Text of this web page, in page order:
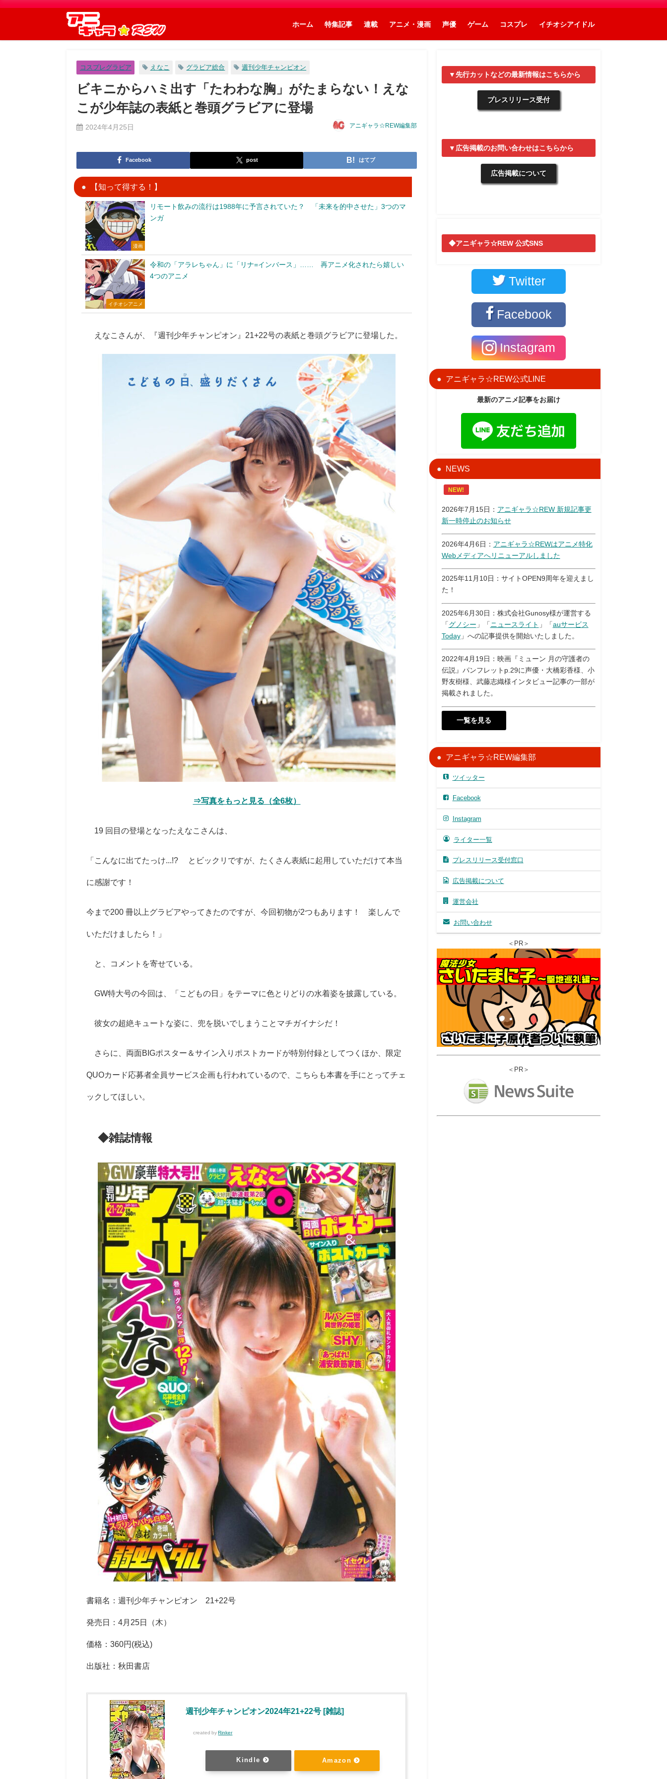
ホーム 特集記事 連載 アニメ・漫画 声優 ゲーム コスプレ イチオシアイドル
コスプレグラビア えなこ グラビア総合 週刊少年チャンピオン
ビキニからハミ出す「たわわな胸」がたまらない！えな
こが少年誌の表紙と巻頭グラビアに登場
2024年4月25日 アニギャラ☆REW編集部
Facebook post はてブ
【知って得する！】
漫画
リモート飲みの流行は1988年に予言されていた？ 「未来を的中させた」3つのマ
ンガ
イチオシアニメ
令和の「アラレちゃん」に「リナ=インバース」…… 再アニメ化されたら嬉しい
4つのアニメ
えなこさんが、『週刊少年チャンピオン』21+22号の表紙と巻頭グラビアに登場した。
⇒写真をもっと見る（全6枚）
19 回目の登場となったえなこさんは、
「こんなに出てたっけ...!? とビックリですが、たくさん表紙に起用していただけて本当
に感謝です！
今まで200 冊以上グラビアやってきたのですが、今回初物が2つもあります！ 楽しんで
いただけましたら！」
と、コメントを寄せている。
GW特大号の今回は、「こどもの日」をテーマに色とりどりの水着姿を披露している。
彼女の超絶キュートな姿に、兜を脱いでしまうことマチガイナシだ！
さらに、両面BIGポスター＆サイン入りポストカードが特別付録としてつくほか、限定
QUOカード応募者全員サービス企画も行われているので、こちらも本書を手にとってチェ
ックしてほしい。
◆雑誌情報
書籍名：週刊少年チャンピオン 21+22号
発売日：4月25日（木）
価格：360円(税込)
出版社：秋田書店
週刊少年チャンピオン2024年21+22号 [雑誌]
created by Rinker
Kindle Amazon
▼先行カットなどの最新情報はこちらから
プレスリリース受付
▼広告掲載のお問い合わせはこちらから
広告掲載について
◆アニギャラ☆REW 公式SNS
Twitter
Facebook
Instagram
アニギャラ☆REW公式LINE
最新のアニメ記事をお届け
NEWS
NEW!
2026年7月15日： アニギャラ☆REW 新規記事更
新一時停止のお知らせ
2026年4月6日： アニギャラ☆REWはアニメ特化
Webメディアへリニューアルしました
2025年11月10日：サイトOPEN9周年を迎えまし
た！
2025年6月30日：株式会社Gunosy様が運営する
「 グノシー 」「 ニュースライト 」「auサービス
Today」への記事提供を開始いたしました。
2022年4月19日：映画『ミューン 月の守護者の
伝説』パンフレットp.29に声優・大橋彩香様、小
野友樹様、武藤志織様インタビュー記事の一部が
掲載されました。
一覧を見る
アニギャラ☆REW編集部
ツイッター
Facebook
Instagram
ライター一覧
プレスリリース受付窓口
広告掲載について
運営会社
お問い合わせ
＜PR＞
＜PR＞